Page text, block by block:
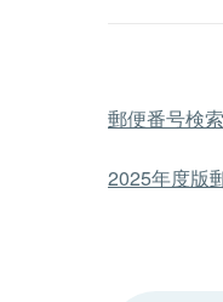
郵便番号検
2025年度版